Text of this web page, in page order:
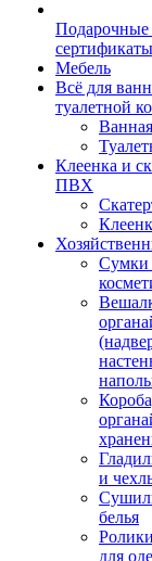
Подарочные
сертификаты
Мебель
Всё для
туалетной
Клеенка и
ПВХ
Сумки
и
белья
для